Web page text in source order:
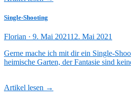
Single-Shooting
Florian · Veröffentlicht
9. Mai 202112. Mai 2021
Gerne mache ich mit dir ein Single-
heimische Garten, der Fantasie sind
Artikel lesen →